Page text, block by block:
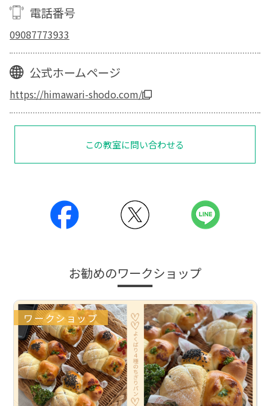
電話番号
09087773933
公式ホームページ
https://himawari-shodo.com/
この教室に問い合わせる
お勧めのワークショップ
ワークショップ